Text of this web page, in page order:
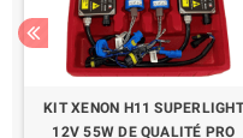
KIT XENON H11 SUPERLIGHT
12V 55W DE QUALITÉ PRO